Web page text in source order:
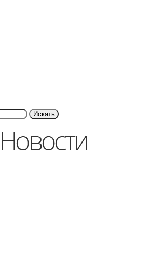
Искать